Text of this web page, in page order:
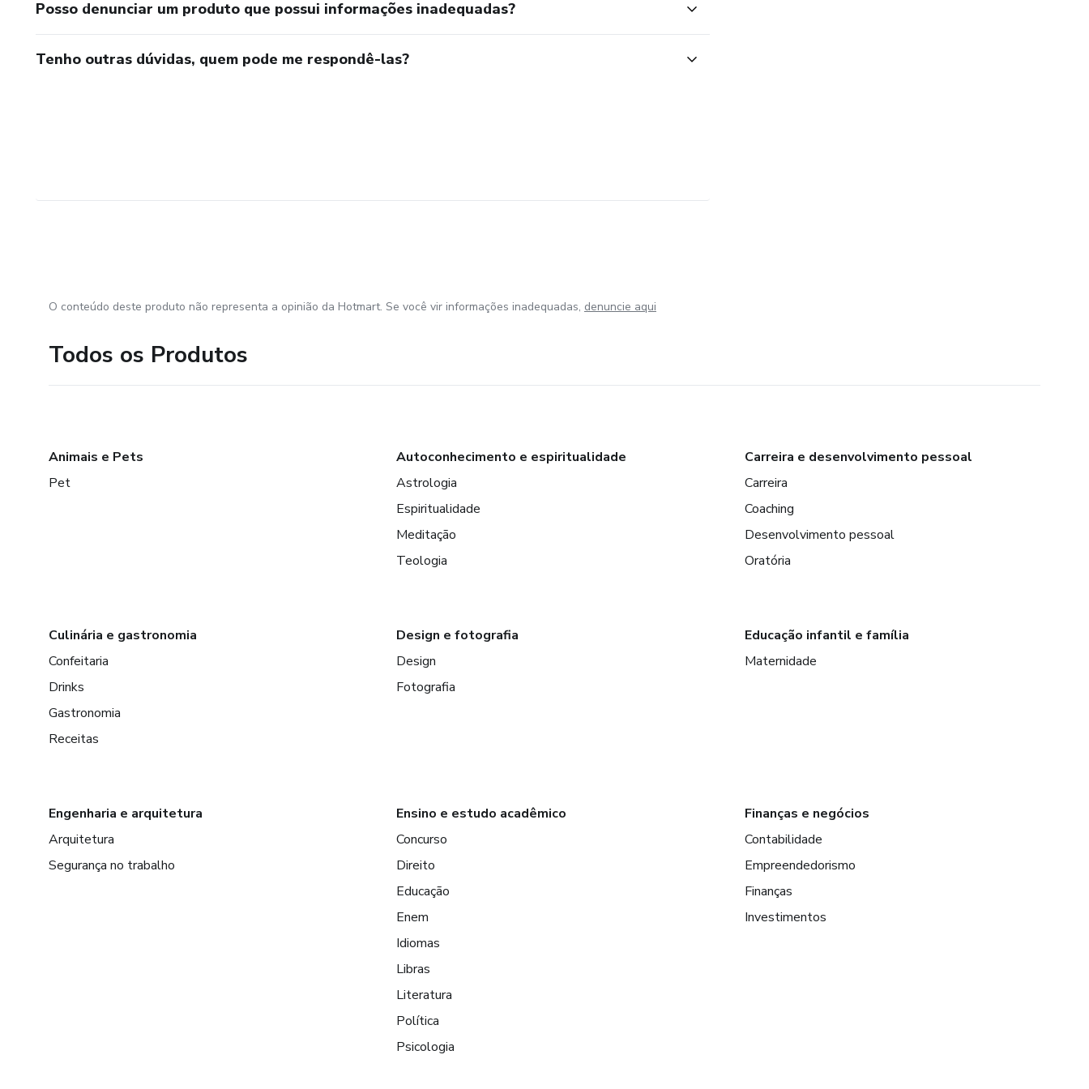
Posso denunciar um produto que possui informações inadequadas?
Tenho outras dúvidas, quem pode me respondê-las?
O conteúdo deste produto não representa a opinião da Hotmart. Se você vir informações inadequadas, denuncie aqui
Todos os Produtos
Animais e Pets
Pet
Autoconhecimento e espiritualidade
Astrologia
Espiritualidade
Meditação
Teologia
Carreira e desenvolvimento pessoal
Carreira
Coaching
Desenvolvimento pessoal
Oratória
Culinária e gastronomia
Confeitaria
Drinks
Gastronomia
Receitas
Design e fotografia
Design
Fotografia
Educação infantil e família
Maternidade
Engenharia e arquitetura
Arquitetura
Segurança no trabalho
Ensino e estudo acadêmico
Concurso
Direito
Educação
Enem
Idiomas
Libras
Literatura
Política
Psicologia
Finanças e negócios
Contabilidade
Empreendedorismo
Finanças
Investimentos